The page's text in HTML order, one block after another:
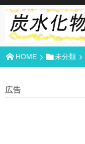
HOME 未分類
広告